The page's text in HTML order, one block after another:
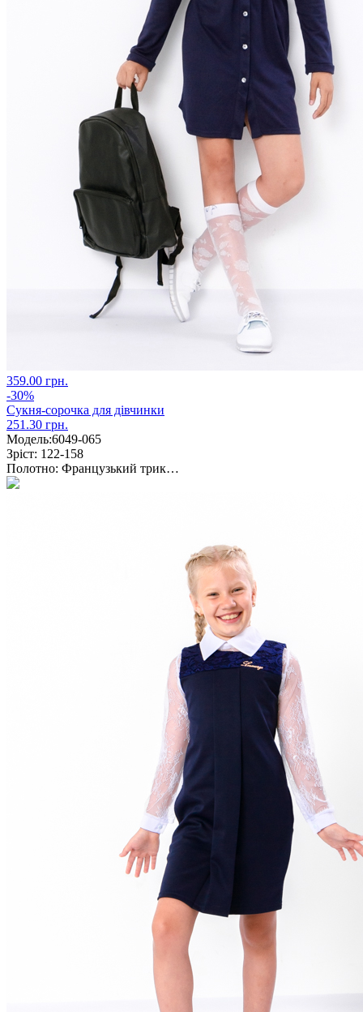
359.00 грн.
-30%
Сукня-сорочка для дівчинки
251.30 грн.
Модель:6049-065
Зріст: 122-158
Полотно: Французький трик…